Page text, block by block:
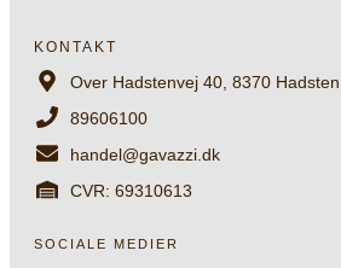
KONTAKT
Over Hadstenvej 40, 8370 Hadsten
89606100
handel@gavazzi.dk
CVR: 69310613
SOCIALE MEDIER